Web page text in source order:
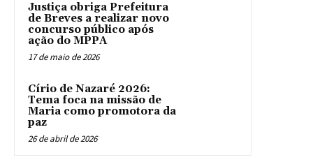
Justiça obriga Prefeitura
de Breves a realizar novo
concurso público após
ação do MPPA
17 de maio de 2026
Círio de Nazaré 2026:
Tema foca na missão de
Maria como promotora da
paz
26 de abril de 2026